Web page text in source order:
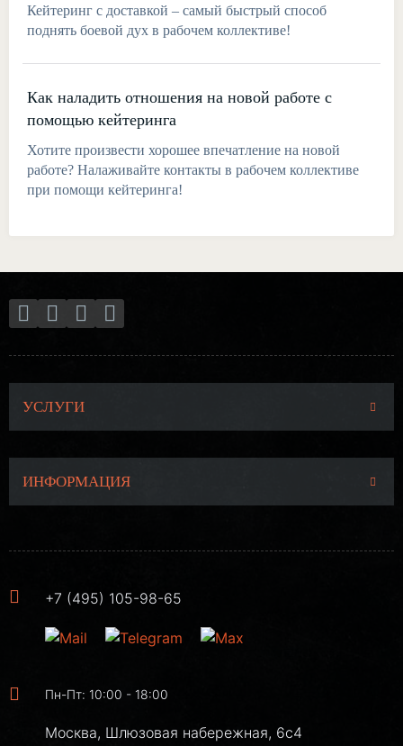
Кейтеринг с доставкой – самый быстрый способ
поднять боевой дух в рабочем коллективе!
Как наладить отношения на новой работе с
помощью кейтеринга
Хотите произвести хорошее впечатление на новой
работе? Налаживайте контакты в рабочем коллективе
при помощи кейтеринга!
УСЛУГИ
ИНФОРМАЦИЯ
+7 (495) 105-98-65
Пн-Пт: 10:00 - 18:00
Москва, Шлюзовая набережная, 6с4